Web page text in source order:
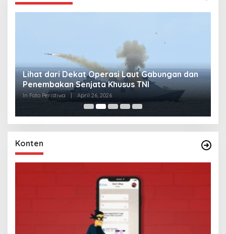
Lihat dari Dekat Operasi Laut Gabungan dan
Penembakan Senjata Khusus TNI
In Foto Peristiwa | April 26, 2026
Konten